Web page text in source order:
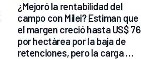
¿Mejoró la rentabilidad del
campo con Milei? Estiman que
el margen creció hasta US$ 76
por hectárea por la baja de
retenciones, pero la carga